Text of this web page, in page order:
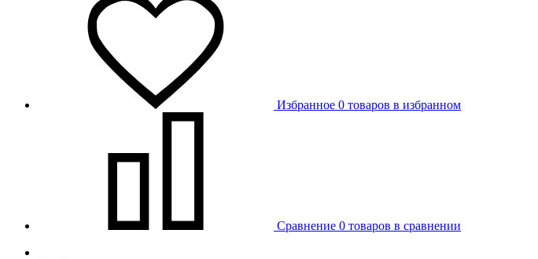
Избранное 0 товаров в избранном
Сравнение 0 товаров в сравнении